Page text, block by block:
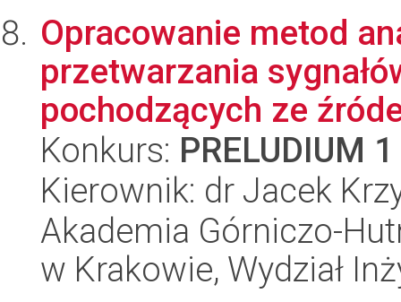
Opracowanie metod
przetwarzania
pochodzących ze
Konkurs: PRELUDIUM 1
Kierownik: dr Jacek
Akademia Górniczo-
w Krakowie, Wydział